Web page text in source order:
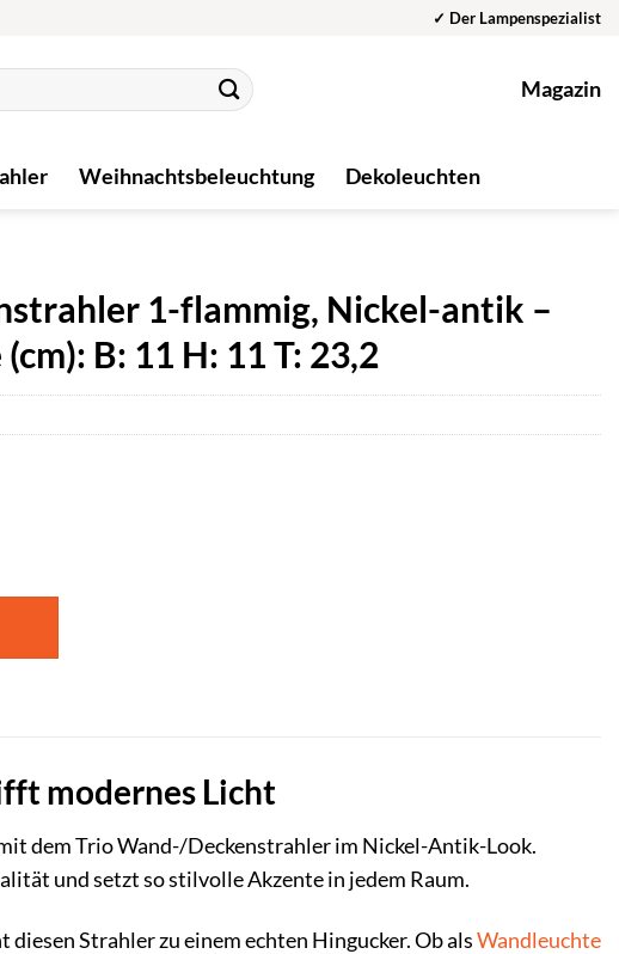
✓ Der Lampenspezialist
Magazin
Weihnachtsbeleuchtung Dekoleuchten
1-flammig, Nickel-antik –
B: 11 H: 11 T: 23,2
modernes Licht
dem Trio Wand-/Deckenstrahler im Nickel-Antik-Look.
und setzt so stilvolle Akzente in jedem Raum.
Strahler zu einem echten Hingucker. Ob alsWandleuchte